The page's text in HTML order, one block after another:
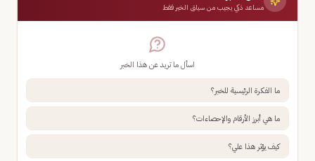
مساعد ذكي يجيب من سياق الخبر فقط
اسأل ما تريد عن هذا الخبر
ما الفكرة الرئيسية للخبر؟
ما هي أبرز الأرقام والإحصاءات؟
كيف يؤثر هذا علي؟